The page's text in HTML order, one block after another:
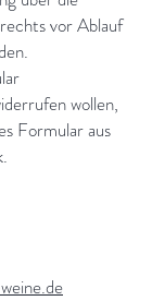
vor Ablauf
wollen,
Formular aus